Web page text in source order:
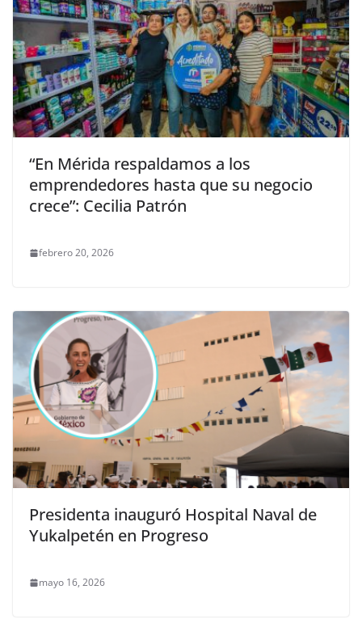
“En Mérida respaldamos a los
emprendedores hasta que su negocio
crece”: Cecilia Patrón
febrero 20, 2026
Presidenta inauguró Hospital Naval de
Yukalpetén en Progreso
mayo 16, 2026